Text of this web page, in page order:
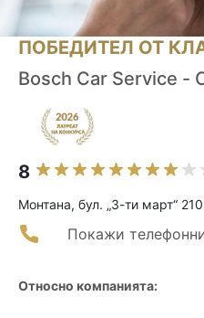
ПОБЕДИТЕЛ ОТ
Bosch Car Service -
8
Монтана, бул. „3-ти март“ 210
Покажи
Относно компанията: